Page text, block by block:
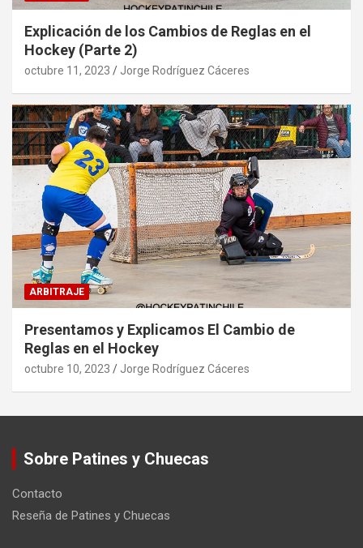
Explicación de los Cambios de Reglas en el
Hockey (Parte 2)
octubre 11, 2023 Jorge Rodríguez Cáceres
ARBITRAJE
Presentamos y Explicamos El Cambio de
Reglas en el Hockey
octubre 10, 2023 Jorge Rodríguez Cáceres
Sobre Patines y Chuecas
Contacto
Reseña de Patines y Chuecas